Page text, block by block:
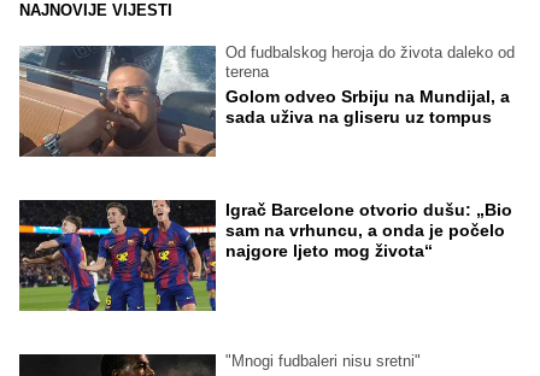
NAJNOVIJE VIJESTI
Od fudbalskog heroja do života daleko od
terena
Golom odveo Srbiju na Mundijal, a
sada uživa na gliseru uz tompus
Igrač Barcelone otvorio dušu: „Bio
sam na vrhuncu, a onda je počelo
najgore ljeto mog života“
"Mnogi fudbaleri nisu sretni"